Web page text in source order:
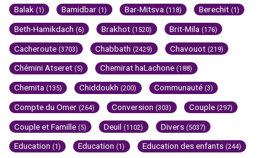
Balak (1) Bamidbar (1) Bar-Mitsva (118) Berechit (1)
Beth-Hamikdach (6) Brakhot (1520) Brit-Mila (176)
Cacheroute (3703) Chabbath (2429) Chavouot (219)
Chémini Atseret (5) Chemirat haLachone (188)
Chemita (135) Chiddoukh (200) Communauté (3)
Compte du Omer (264) Conversion (303) Couple (297)
Couple et Famille (5) Deuil (1102) Divers (5037)
Education (1) Education (1) Education des enfants (244)